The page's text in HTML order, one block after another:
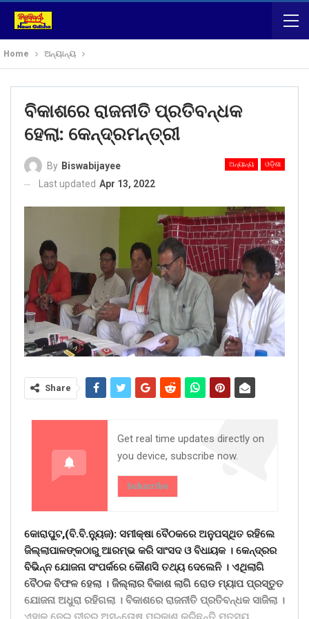
Home ଅନ୍ୟାନ୍ୟ
ବିକାଶରେ ରାଜନୀତି ପ୍ରତିବନ୍ଧକ
ହେଲା: କେନ୍ଦ୍ରମନ୍ତ୍ରୀ
ଅନ୍ୟାନ୍ୟ ଓଡ଼ିଶା
By Biswabijayee
Last updated Apr 13, 2022
Share
Get real time updates directly on
you device, subscribe now.
Subscribe
କୋରାପୁଟ,(ବି.ବି.ନୁ୍ୟଜ): ସମୀକ୍ଷା ବୈଠକରେ ଅନୁପସ୍ଥିତ ରହିଲେ
ଜିଲ୍ଲାପାଳଙ୍କଠାରୁ ଆରମ୍ଭ କରି ସାଂସଦ ଓ ବିଧାୟକ । କେନ୍ଦ୍ରର
ବିଭିନ୍ନ ଯୋଜନା ସଂପର୍କରେ କୌଣସି ତଥ୍ୟ ଦେଲେନି । ଏଥିଲାଗି
ବୈଠକ ବିଫଳ ହେଲା । ଜିଲ୍ଲାର ବିକାଶ ଲାଗି ରୋଡ ମ୍ୟାପ ପ୍ରସ୍ତୁତ
ଯୋଜନା ଅଧୁରା ରହିଗଲା । ବିକାଶରେ ରାଜନୀତି ପ୍ରତିବନ୍ଧକ ସାଜିଲା ।